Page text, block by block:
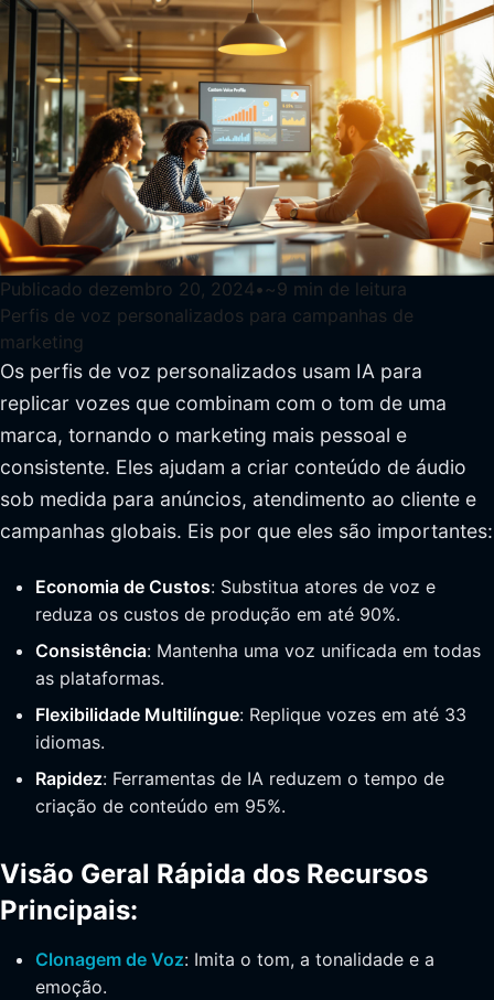
Publicado dezembro 20, 2024 • ~9 min de leitura
Perfis de voz personalizados para campanhas de
marketing
Os perfis de voz personalizados usam IA para
replicar vozes que combinam com o tom de uma
marca, tornando o marketing mais pessoal e
consistente. Eles ajudam a criar conteúdo de áudio
sob medida para anúncios, atendimento ao cliente e
campanhas globais. Eis por que eles são importantes:
Economia de Custos: Substitua atores de voz e
reduza os custos de produção em até 90%.
Consistência: Mantenha uma voz unificada em todas
as plataformas.
Flexibilidade Multilíngue: Replique vozes em até 33
idiomas.
Rapidez: Ferramentas de IA reduzem o tempo de
criação de conteúdo em 95%.
Visão Geral Rápida dos Recursos
Principais:
Clonagem de Voz: Imita o tom, a tonalidade e a
emoção.